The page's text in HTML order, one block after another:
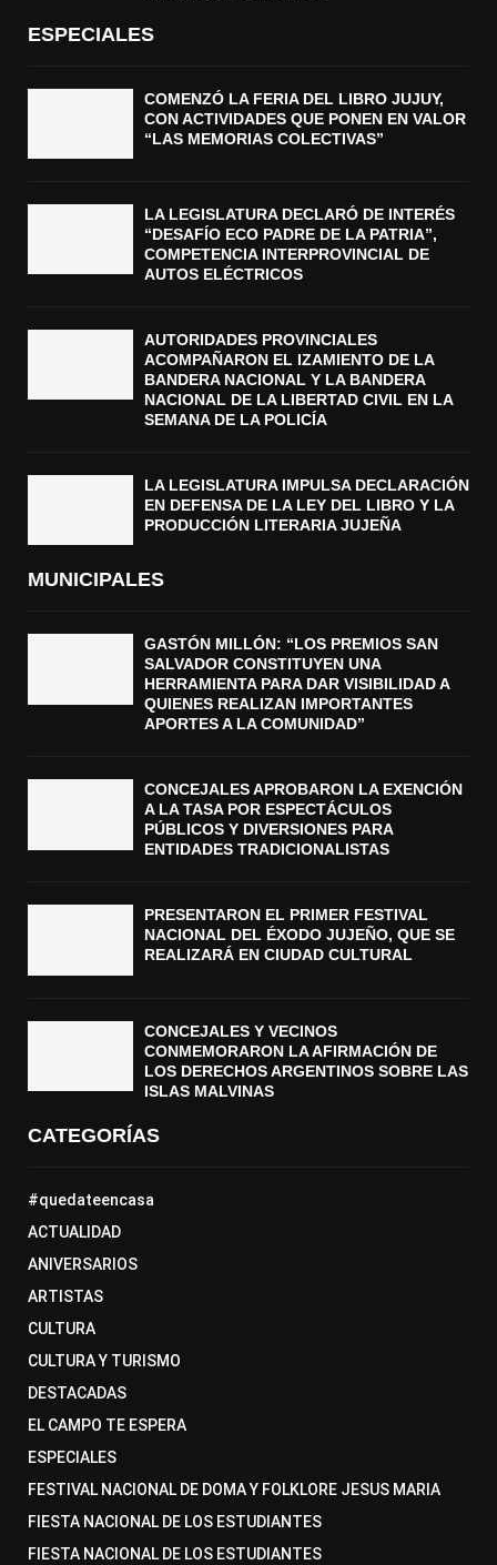
ESPECIALES
COMENZÓ LA FERIA DEL LIBRO JUJUY,
CON ACTIVIDADES QUE PONEN EN VALOR
“LAS MEMORIAS COLECTIVAS”
LA LEGISLATURA DECLARÓ DE INTERÉS
“DESAFÍO ECO PADRE DE LA PATRIA”,
COMPETENCIA INTERPROVINCIAL DE
AUTOS ELÉCTRICOS
AUTORIDADES PROVINCIALES
ACOMPAÑARON EL IZAMIENTO DE LA
BANDERA NACIONAL Y LA BANDERA
NACIONAL DE LA LIBERTAD CIVIL EN LA
SEMANA DE LA POLICÍA
LA LEGISLATURA IMPULSA DECLARACIÓN
EN DEFENSA DE LA LEY DEL LIBRO Y LA
PRODUCCIÓN LITERARIA JUJEÑA
MUNICIPALES
GASTÓN MILLÓN: “LOS PREMIOS SAN
SALVADOR CONSTITUYEN UNA
HERRAMIENTA PARA DAR VISIBILIDAD A
QUIENES REALIZAN IMPORTANTES
APORTES A LA COMUNIDAD”
CONCEJALES APROBARON LA EXENCIÓN
A LA TASA POR ESPECTÁCULOS
PÚBLICOS Y DIVERSIONES PARA
ENTIDADES TRADICIONALISTAS
PRESENTARON EL PRIMER FESTIVAL
NACIONAL DEL ÉXODO JUJEÑO, QUE SE
REALIZARÁ EN CIUDAD CULTURAL
CONCEJALES Y VECINOS
CONMEMORARON LA AFIRMACIÓN DE
LOS DERECHOS ARGENTINOS SOBRE LAS
ISLAS MALVINAS
CATEGORÍAS
#quedateencasa
ACTUALIDAD
ANIVERSARIOS
ARTISTAS
CULTURA
CULTURA Y TURISMO
DESTACADAS
EL CAMPO TE ESPERA
ESPECIALES
FESTIVAL NACIONAL DE DOMA Y FOLKLORE JESUS MARIA
FIESTA NACIONAL DE LOS ESTUDIANTES
FIESTA NACIONAL DE LOS ESTUDIANTES